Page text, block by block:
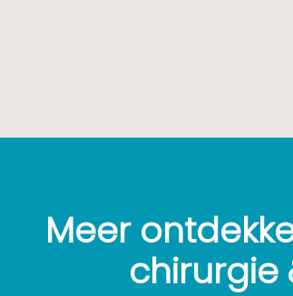
Meer
chirurgie